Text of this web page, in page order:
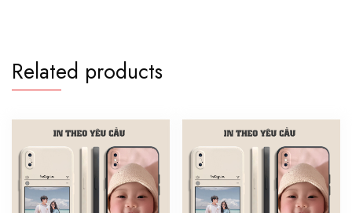
Note
11
5G
hình
theo
yêu
Related products